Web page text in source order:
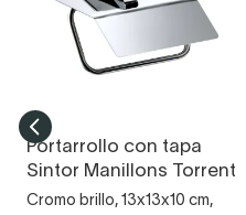
Portarrollo con tapa
Sintor Manillons Torrent
Cromo brillo, 13x13x10 cm,